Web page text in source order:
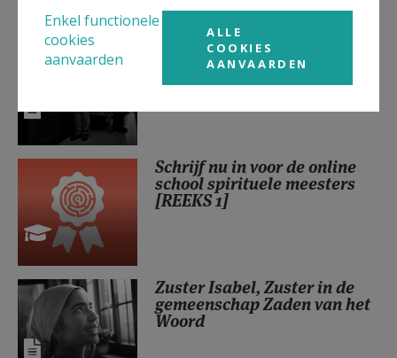
Else Vanbergen, kleine
zuster van Nazareth in
Barcelona
Schrijf nu in voor de online
school spirituele meesters
[REEKS 1]
Zuster Isabel, Zuster in de
gemeenschap Zaden van het
Woord
Enkel functionele
cookies
aanvaarden
ALLE
COOKIES
AANVAARDEN